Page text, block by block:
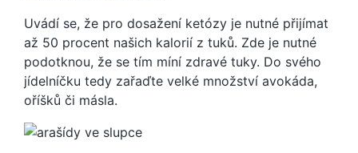
Uvádí se, že pro dosažení ketózy je nutné přijímat
až 50 procent našich kalorií z tuků. Zde je nutné
podotknou, že se tím míní zdravé tuky. Do svého
jídelníčku tedy zařaďte velké množství avokáda,
oříšků či másla.